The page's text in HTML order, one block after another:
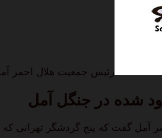
رئیس جمعیت هلال احمر